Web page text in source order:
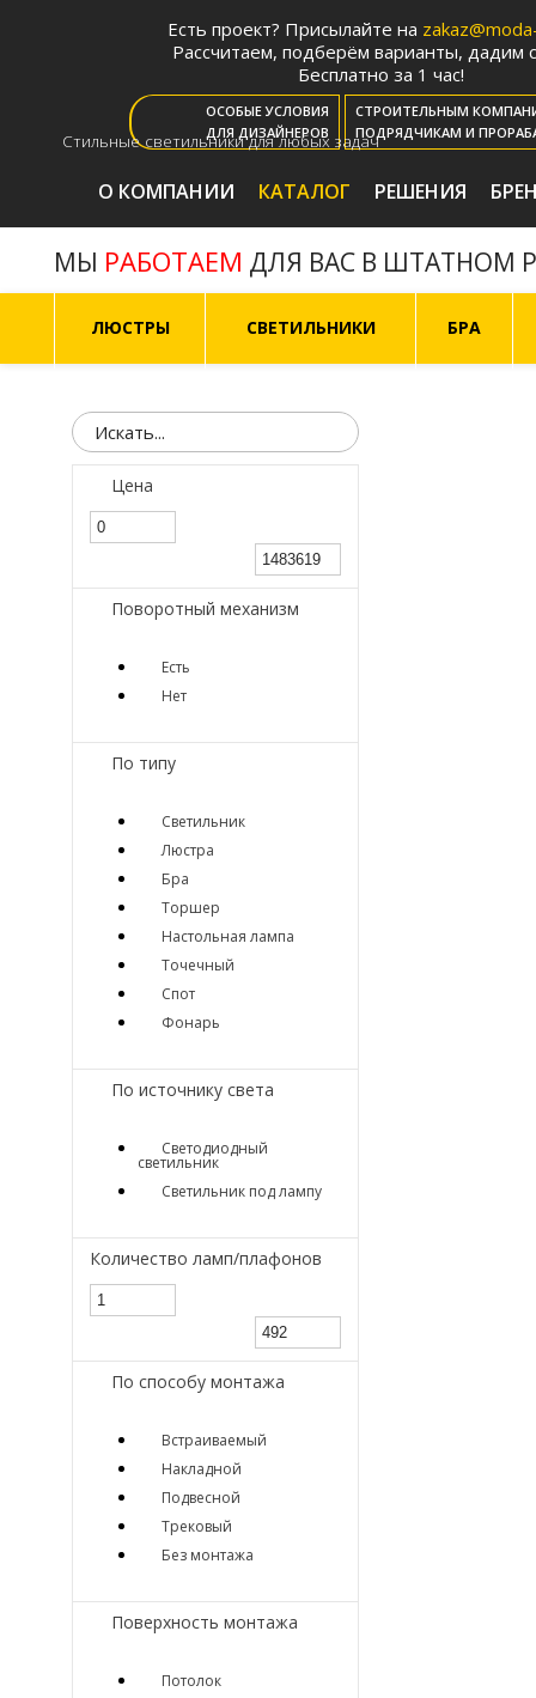
Есть проект? Присылайте на
Рассчитаем, подберём варианты, дадим
Бесплатно за 1 час!
ОСОБЫЕ УСЛОВИЯ
ДЛЯ ДИЗАЙНЕРОВ
СТРОИТЕЛЬНЫМ
ПОДРЯДЧИКАМ И
Стильные светильники для любых задач
О КОМПАНИИ КАТАЛОГ РЕШЕНИЯ
МЫ РАБОТАЕМ ДЛЯ ВАС В ШТАТНОМ
ЛЮСТРЫ СВЕТИЛЬНИКИ БРА
Цена
Поворотный механизм
Есть
Нет
По типу
Светильник
Люстра
Бра
Торшер
Настольная лампа
Точечный
Спот
Фонарь
По источнику света
Светодиодный
светильник
Светильник под лампу
Количество ламп/плафонов
По способу монтажа
Встраиваемый
Накладной
Подвесной
Трековый
Без монтажа
Поверхность монтажа
Потолок